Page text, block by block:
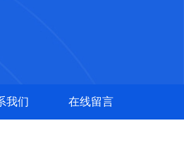
我们 在线留言